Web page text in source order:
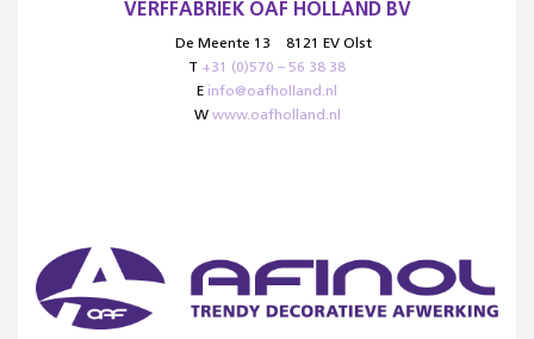
VERFFABRIEK OAF HOLLAND BV
De Meente 13
8121 EV Olst
T +31 (0)570 – 56 38 38
E info@oafholland.nl
W www.oafholland.nl